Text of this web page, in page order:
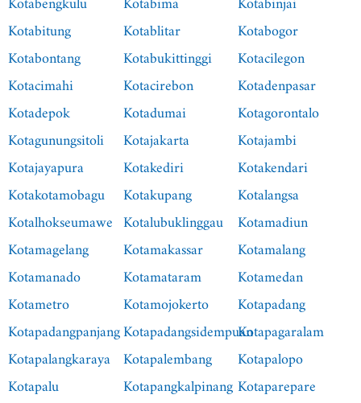
Kotabitung
Kotablitar
Kotabogor
Kotabontang
Kotabukittinggi
Kotacilegon
Kotacimahi
Kotacirebon
Kotadenpasar
Kotadepok
Kotadumai
Kotagorontalo
Kotagunungsitoli
Kotajakarta
Kotajambi
Kotajayapura
Kotakediri
Kotakendari
Kotakotamobagu
Kotakupang
Kotalangsa
Kotalhokseumawe Kotalubuklinggau Kotamadiun
Kotamagelang
Kotamakassar
Kotamalang
Kotamanado
Kotamataram
Kotamedan
Kotametro
Kotamojokerto
Kotapadang
KotapadangpanjangKotapadangsidempuanKotapagaralam
Kotapalangkaraya Kotapalembang
Kotapalopo
Kotapalu
KotapangkalpinangKotaparepare